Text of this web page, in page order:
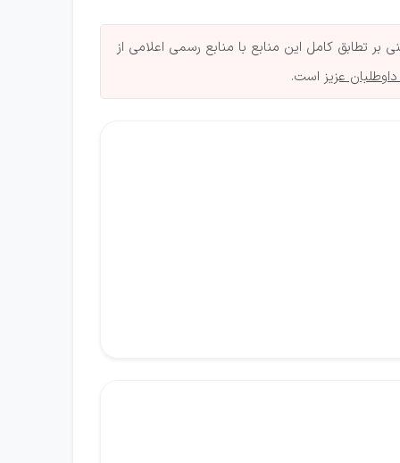
تطابق کامل این منابع با منابع رسمی اعلامی از
عزیز است.